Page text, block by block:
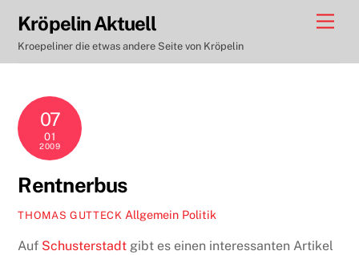
content
Kröpelin Aktuell
Kroepeliner die etwas andere Seite von Kröpelin
07
01
2009
Rentnerbus
THOMAS GUTTECK Allgemein Politik
Auf Schusterstadt gibt es einen interessanten Artikel